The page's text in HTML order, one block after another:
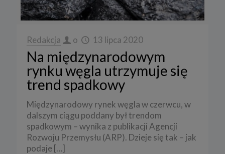
Redakcja o 13 lipca 2020
Na międzynarodowym
rynku węgla utrzymuje się
trend spadkowy
Międzynarodowy rynek węgla w czerwcu, w
dalszym ciągu poddany był trendom
spadkowym – wynika z publikacji Agencji
Rozwoju Przemysłu (ARP). Dzieje się tak – jak
podaje[…]